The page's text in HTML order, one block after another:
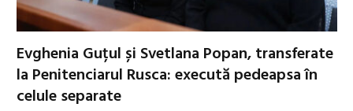
Evghenia Guțul și Svetlana Popan, transferate
la Penitenciarul Rusca: execută pedeapsa în
celule separate